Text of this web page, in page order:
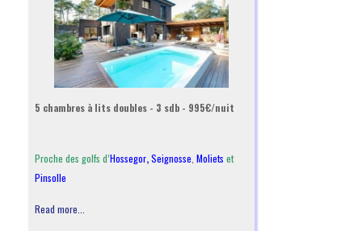
5 chambres à lits doubles - 3 sdb - 995€/nuit
Proche des golfs d’Hossegor,Seignosse Moliets et
Pinsolle
Read more...